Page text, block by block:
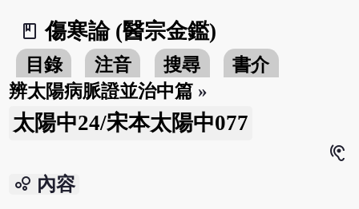
book_2
傷寒論 (醫宗金鑑)
目錄 注音 搜尋
書介
辨太陽病脈證並治中篇 »
太陽中24/宋本太陽中077
hearing
bubble_chart 內容